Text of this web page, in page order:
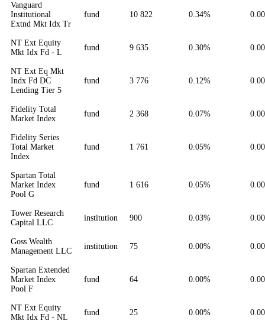
Vanguard
Institutional
Extnd Mkt Idx Tr
fund 10 822 0.34%
NT Ext Equity
Mkt Idx Fd - L
fund 9 635 0.30%
NT Ext Eq Mkt
Indx Fd DC
Lending Tier 5
fund 3 776 0.12%
Fidelity Total
Market Index
fund 2 368 0.07%
Fidelity Series
Total Market
Index
fund 1 761 0.05%
Spartan Total
Market Index
Pool G
fund 1 616 0.05%
Tower Research
Capital LLC
institution 900 0.03%
Goss Wealth
Management LLC
institution 75 0.00%
Spartan Extended
Market Index
Pool F
fund 64 0.00%
NT Ext Equity
Mkt Idx Fd - NL
fund 25 0.00%